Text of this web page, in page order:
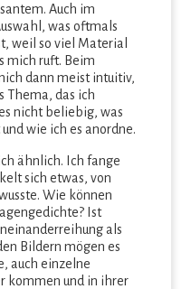
Auch im
was oftmals
weil so viel Material
mich ruft. Beim
dann meist intuitiv,
Thema, das ich
nicht beliebig, was
wie ich es anordne.
ähnlich. Ich fange
sich etwas, von
Wie können
Ist
als
Bildern mögen es
auch einzelne
kommen und in ihrer